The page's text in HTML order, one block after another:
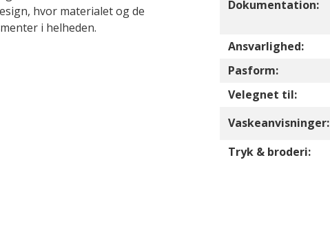
hvor materialet og de
i helheden.
Dokumentation:
Ansvarlighed:
Pasform:
Velegnet til:
Vaskeanvisninger:
Tryk & broderi: